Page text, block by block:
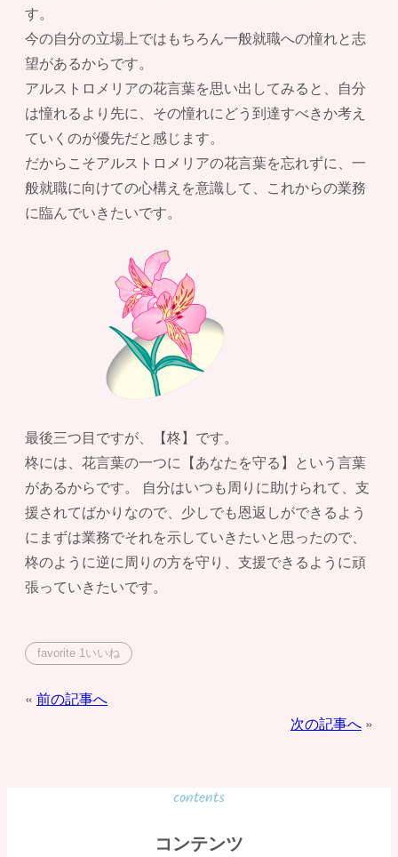
す。
今の自分の立場上ではもちろん一般就職への憧れと志
望があるからです。
アルストロメリアの花言葉を思い出してみると、自分
は憧れるより先に、その憧れにどう到達すべきか考え
ていくのが優先だと感じます。
だからこそアルストロメリアの花言葉を忘れずに、一
般就職に向けての心構えを意識して、これからの業務
に臨んでいきたいです。
最後三つ目ですが、【柊】です。
柊には、花言葉の一つに【あなたを守る】という言葉
があるからです。 自分はいつも周りに助けられて、支
援されてばかりなので、少しでも恩返しができるよう
にまずは業務でそれを示していきたいと思ったので、
柊のように逆に周りの方を守り、支援できるように頑
張っていきたいです。
favorite 1いいね
投前の記事へ
次の記事へ
contents
コンテンツ